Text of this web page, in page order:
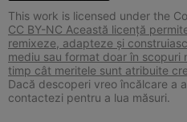
This work is licensed under the
CC BY-NC Această licență
remixeze, adapteze și
mediu sau format doar în scopuri
timp cât meritele sunt atribuite
Dacă descoperi vreo încălcare a
contactezi pentru a lua măsuri.